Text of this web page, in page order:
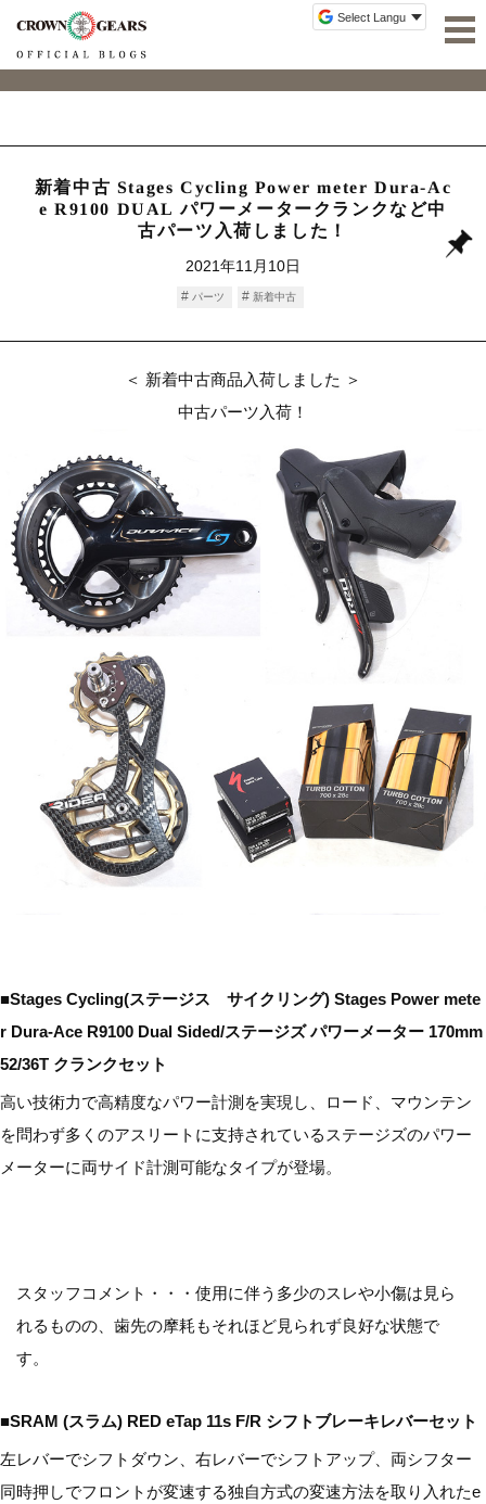
新着中古 Stages Cycling Power meter Dura-Ac
e R9100 DUAL パワーメータークランクなど中
古パーツ入荷しました！
2021年11月10日
パーツ 新着中古
＜ 新着中古商品入荷しました ＞
中古パーツ入荷！
■Stages Cycling(ステージス サイクリング) Stages Power mete
r Dura-Ace R9100 Dual Sided/ステージズ パワーメーター 170mm
52/36T クランクセット
高い技術力で高精度なパワー計測を実現し、ロード、マウンテン
を問わず多くのアスリートに支持されているステージズのパワー
メーターに両サイド計測可能なタイプが登場。
スタッフコメント・・・使用に伴う多少のスレや小傷は見ら
れるものの、歯先の摩耗もそれほど見られず良好な状態で
す。
■SRAM (スラム) RED eTap 11s F/R シフトブレーキレバーセット
左レバーでシフトダウン、右レバーでシフトアップ、両シフター
同時押しでフロントが変速する独自方式の変速方法を取り入れたe